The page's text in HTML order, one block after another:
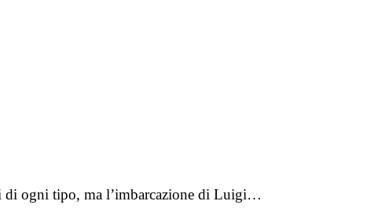
di ogni tipo, ma l’imbarcazione di Luigi…